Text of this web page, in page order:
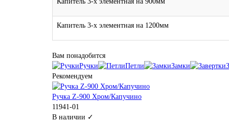
Капитель 3-х элементная на 1200мм
Вам понадобится
Ручки
Петли Замки
Рекомендуем
Ручка Z-900 Хром/Капучино
11941-01
В наличии ✓